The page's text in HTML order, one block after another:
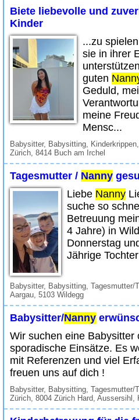
Biete liebevolle und
Kinder
...zu
sie in ihrer
guten
Geduld,
meine
Mensc...
Babysitter, Babysitting,
Zürich, 8414 Buch am Irchel
Tagesmutter / Nanny
Liebe Nanny
suche so
Betreuung
4 Jahre) in
Donnerstag
Jährige
Babysitter, Babysitting, Tagesmutter/
Aargau, 5103 Wildegg
Babysitter/Nanny
Wir suchen eine Babysitter
sporadische Einsätze. Es
mit Referenzen und viel
freuen uns auf dich !
Babysitter, Babysitting, Tagesmutter/
Zürich, 8004 Zürich Hard, Aussersihl,